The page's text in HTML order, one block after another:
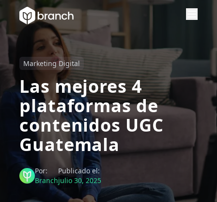
Marketing Digital
Las mejores 4
plataformas de
contenidos UGC
Guatemala
Por:
Branch
Publicado el:
julio 30, 2025